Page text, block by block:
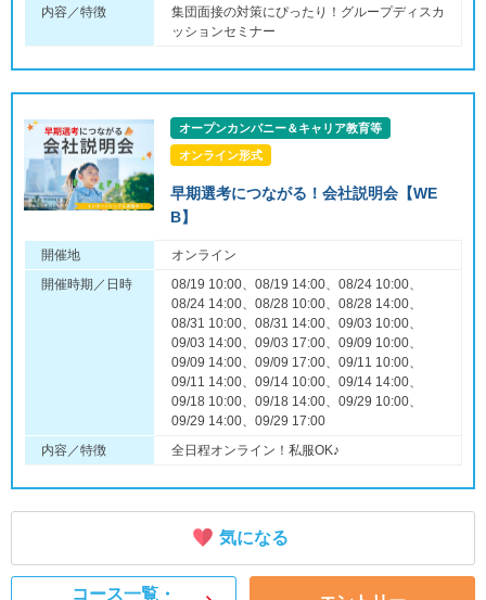
内容／特徴
集団面接の対策にぴったり！グループディスカ
ッションセミナー
オープンカンパニー＆キャリア教育等
オンライン形式
早期選考につながる！会社説明会【WE
B】
開催地
オンライン
開催時期／日時
08/19 10:00、08/19 14:00、08/24 10:00、
08/24 14:00、08/28 10:00、08/28 14:00、
08/31 10:00、08/31 14:00、09/03 10:00、
09/03 14:00、09/03 17:00、09/09 10:00、
09/09 14:00、09/09 17:00、09/11 10:00、
09/11 14:00、09/14 10:00、09/14 14:00、
09/18 10:00、09/18 14:00、09/29 10:00、
09/29 14:00、09/29 17:00
内容／特徴
全日程オンライン！私服OK♪
気になる
コース一覧・